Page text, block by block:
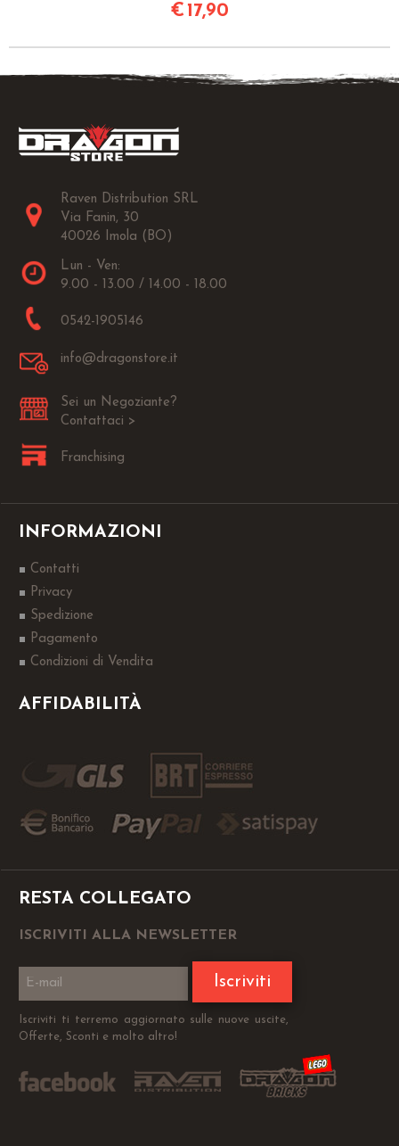
€ 17,90
Raven Distribution SRL
Via Fanin, 30
40026 Imola (BO)
Lun - Ven:
9.00 - 13.00 / 14.00 - 18.00
0542-1905146
info@dragonstore.it
Sei un Negoziante?
Contattaci >
Franchising
INFORMAZIONI
Contatti
Privacy
Spedizione
Pagamento
Condizioni di Vendita
AFFIDABILITÀ
RESTA COLLEGATO
ISCRIVITI ALLA NEWSLETTER
Iscriviti
Iscriviti ti terremo aggiornato sulle nuove uscite,
Offerte, Sconti e molto altro!